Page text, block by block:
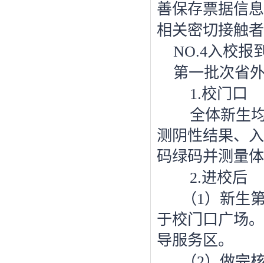
善保存票据信
相关密切接触
NO.4入校报
第一批次省
1.校门口
全体新生
测阴性结果、
码绿码并测量
2.进校后
（1）新生
于校门口广场
导服务区。